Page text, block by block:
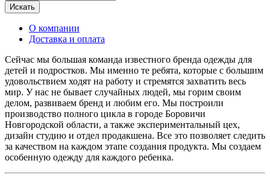
Искать
О компании
Доставка и оплата
Сейчас мы большая команда известного бренда одежды для
детей и подростков. Мы именно те ребята, которые с большим
удовольствием ходят на работу и стремятся захватить весь
мир. У нас не бывает случайных людей, мы горим своим
делом, развиваем бренд и любим его. Мы построили
производство полного цикла в городе Боровичи
Новгородской области, а также экспериментальный цех,
дизайн студию и отдел продакшена. Все это позволяет следить
за качеством на каждом этапе создания продукта. Мы создаем
особенную одежду для каждого ребенка.